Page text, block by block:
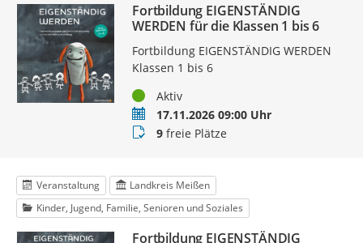
Fortbildung EIGENSTÄNDIG
WERDEN für die Klassen 1 bis 6
Fortbildung EIGENSTÄNDIG WERDEN
Klassen 1 bis 6
StatusAktiv
Termin17.11.2026 09:00 Uhr
Buchungsstatus
9freie Plätze
Veranstaltung
Landkreis Meißen
Kinder, Jugend, Familie, Senioren und Soziales
Fortbildung EIGENSTÄNDIG